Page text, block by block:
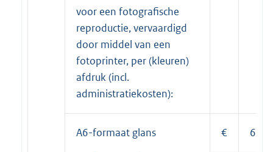
voor een fotografische
reproductie, vervaardigd
door middel van een
fotoprinter, per (kleuren)
afdruk (incl.
administratiekosten):
A6-formaat glans € 6,40